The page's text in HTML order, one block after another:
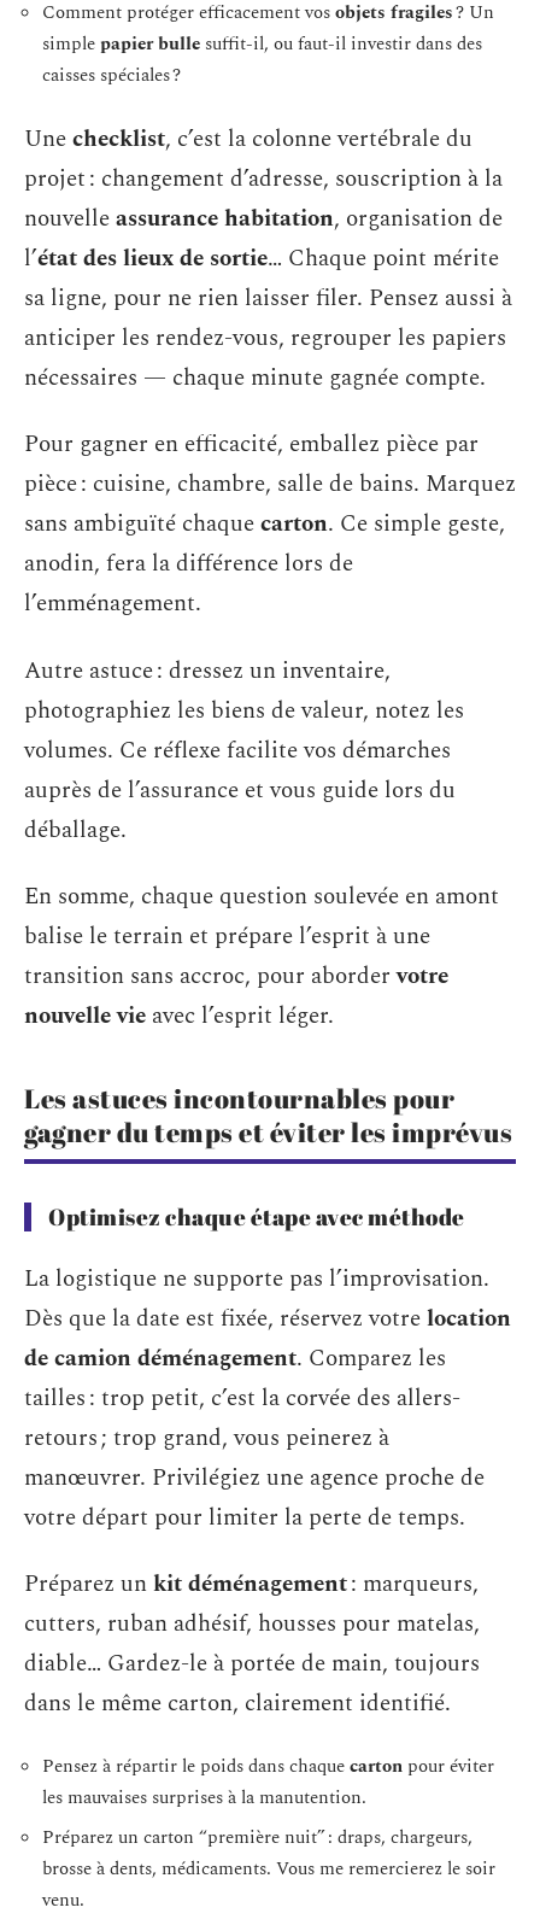
Comment protéger efficacement vosobjets fragiles? Un
simplepapier bulle suffit-il, ou faut-il investir dans des
caisses spéciales ?
Unechecklist, c’est la colonne vertébrale du
projet : changement d’adresse, souscription à la
nouvelleassurance habitation, organisation de
l’état des lieux de sortie… Chaque point mérite
sa ligne, pour ne rien laisser filer. Pensez aussi à
anticiper les rendez-vous, regrouper les papiers
nécessaires — chaque minute gagnée compte.
Pour gagner en efficacité, emballez pièce par
pièce : cuisine, chambre, salle de bains. Marquez
sans ambiguïté chaquecarton. Ce simple geste,
anodin, fera la différence lors de
l’emménagement.
Autre astuce : dressez un inventaire,
photographiez les biens de valeur, notez les
volumes. Ce réflexe facilite vos démarches
auprès de l’assurance et vous guide lors du
déballage.
En somme, chaque question soulevée en amont
balise le terrain et prépare l’esprit à une
transition sans accroc, pour abordervotre
nouvelle vie avec l’esprit léger.
Les astuces incontournables pour
gagner du temps et éviter les imprévus
Optimisez chaque étape avec méthode
La logistique ne supporte pas l’improvisation.
Dès que la date est fixée, réservez votrelocation
de camion déménagement. Comparez les
tailles : trop petit, c’est la corvée des allers-
retours ; trop grand, vous peinerez à
manœuvrer. Privilégiez une agence proche de
votre départ pour limiter la perte de temps.
Préparez unkit déménagement: marqueurs,
cutters, ruban adhésif, housses pour matelas,
diable… Gardez-le à portée de main, toujours
dans le même carton, clairement identifié.
Pensez à répartir le poids dans chaquecarton pour éviter
les mauvaises surprises à la manutention.
Préparez un carton “première nuit” : draps, chargeurs,
brosse à dents, médicaments. Vous me remercierez le soir
venu.